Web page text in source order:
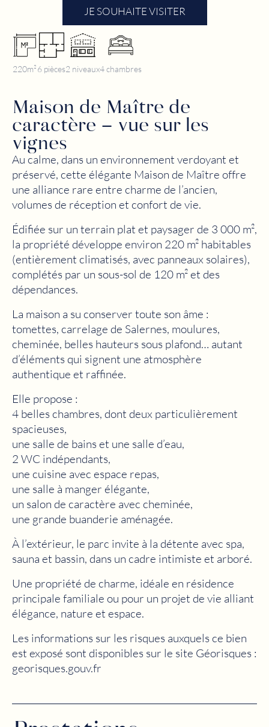
JE SOUHAITE VISITER
220m²6 pièces2 niveaux4 chambres
Maison de Maître de
caractère – vue sur les
vignes
Au calme, dans un environnement verdoyant et
préservé, cette élégante Maison de Maître offre
une alliance rare entre charme de l’ancien,
volumes de réception et confort de vie.
Édifiée sur un terrain plat et paysager de 3 000 m²,
la propriété développe environ 220 m² habitables
(entièrement climatisés, avec panneaux solaires),
complétés par un sous-sol de 120 m² et des
dépendances.
La maison a su conserver toute son âme :
tomettes, carrelage de Salernes, moulures,
cheminée, belles hauteurs sous plafond… autant
d’éléments qui signent une atmosphère
authentique et raffinée.
Elle propose :
4 belles chambres, dont deux particulièrement
spacieuses,
une salle de bains et une salle d’eau,
2 WC indépendants,
une cuisine avec espace repas,
une salle à manger élégante,
un salon de caractère avec cheminée,
une grande buanderie aménagée.
À l’extérieur, le parc invite à la détente avec spa,
sauna et bassin, dans un cadre intimiste et arboré.
Une propriété de charme, idéale en résidence
principale familiale ou pour un projet de vie alliant
élégance, nature et espace.
Les informations sur les risques auxquels ce bien
est exposé sont disponibles sur le site Géorisques :
georisques.gouv.fr